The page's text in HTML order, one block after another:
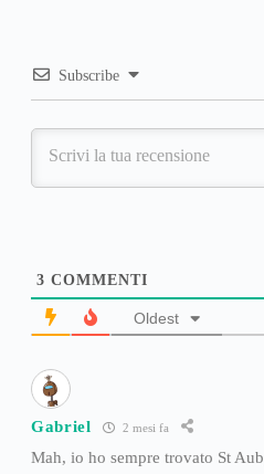
Subscribe
3 COMMENTI
Oldest
Gabriel 2 mesi fa
Mah, io ho sempre trovato St